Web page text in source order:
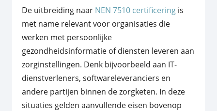
De uitbreiding naar NEN 7510 certificering is
met name relevant voor organisaties die
werken met persoonlijke
gezondheidsinformatie of diensten leveren aan
zorginstellingen. Denk bijvoorbeeld aan IT-
dienstverleners, softwareleveranciers en
andere partijen binnen de zorgketen. In deze
situaties gelden aanvullende eisen bovenop